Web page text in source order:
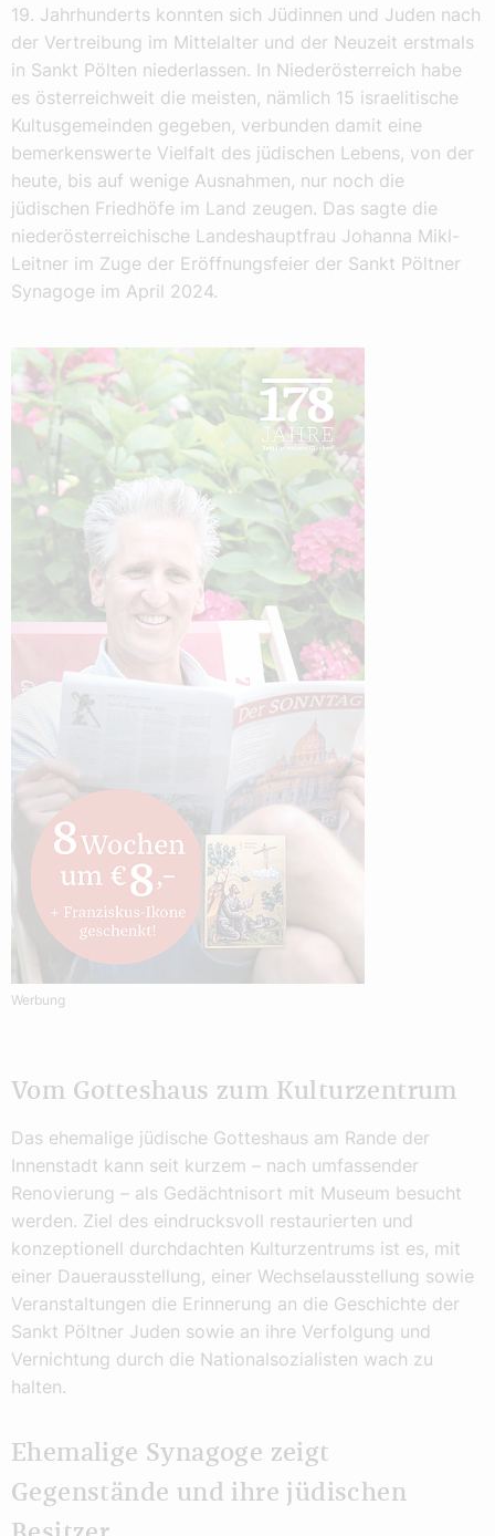
19. Jahrhunderts konnten sich Jüdinnen und Juden nach
der Vertreibung im Mittelalter und der Neuzeit erstmals
in Sankt Pölten niederlassen. In Niederösterreich habe
es österreichweit die meisten, nämlich 15 israelitische
Kultusgemeinden gegeben, verbunden damit eine
bemerkenswerte Vielfalt des jüdischen Lebens, von der
heute, bis auf wenige Ausnahmen, nur noch die
jüdischen Friedhöfe im Land zeugen. Das sagte die
niederösterreichische Landeshauptfrau Johanna Mikl-
Leitner im Zuge der Eröffnungsfeier der Sankt Pöltner
Synagoge im April 2024.
Werbung
Vom Gotteshaus zum Kulturzentrum
Das ehemalige jüdische Gotteshaus am Rande der
Innenstadt kann seit kurzem – nach umfassender
Renovierung – als Gedächtnisort mit Museum besucht
werden. Ziel des eindrucksvoll restaurierten und
konzeptionell durchdachten Kulturzentrums ist es, mit
einer Dauerausstellung, einer Wechselausstellung sowie
Veranstaltungen die Erinnerung an die Geschichte der
Sankt Pöltner Juden sowie an ihre Verfolgung und
Vernichtung durch die Nationalsozialisten wach zu
halten.
Ehemalige Synagoge zeigt
Gegenstände und ihre jüdischen